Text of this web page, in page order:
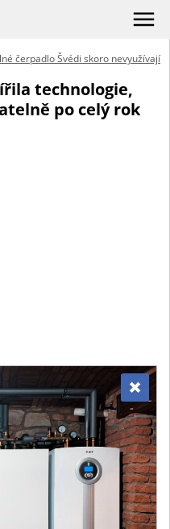
čerpadlo Švédi skoro nevyužívají
technologie,
po celý rok